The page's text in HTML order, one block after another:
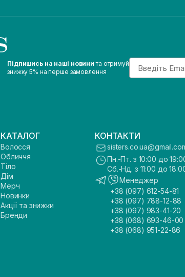
Підпишись на наші новини та отримуй
знижку 5% на перше замовлення
Email
КАТАЛОГ
Волосся
Обличчя
Тіло
Дім
Мерч
Новинки
Акції та знижки
Бренди
КОНТАКТИ
Пн.-Пт. з 10:00 до
Сб.-Нд. з 11:00 до
Менеджер
+38 (097) 612-54-81
+38 (097) 788-12-88
+38 (097) 983-41-20
+38 (068) 693-46-00
+38 (068) 951-22-86